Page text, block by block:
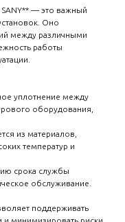
— это важный
Оно
между различными
работы
уплотнение между
оборудования,
из материалов,
температур и
срока службы
обслуживание.
поддерживать